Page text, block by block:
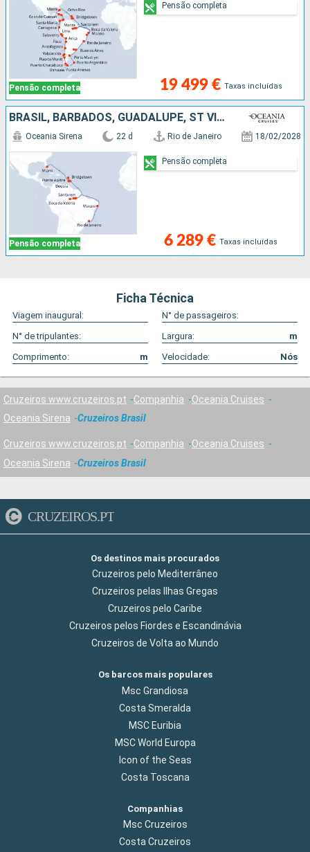
Pensão completa 19 499 € Taxas incluídas
Pensão completa
BRASIL, BARBADOS, GUADALUPE, ST VINCENT E GRENADINES, ESTADOS UNIDOS
Pensão completa
Oceania Sirena 22 d Rio de Janeiro 18/02/2028
6 289 € Taxas incluídas
Pensão completa
Ficha Técnica
Viagem inaugural:
N° de passageiros:
N° de tripulantes:
Largura:
m
Comprimento:
m Velocidade: Nós
Cruzeiros www.cruzeiros.pt Companhia
Oceania Cruises
Oceania Sirena
Cruzeiros Brasil
Cruzeiros www.cruzeiros.pt Companhia
Oceania Cruises
Oceania Sirena
Cruzeiros Brasil
CRUZEIROS.PT
Os destinos mais procurados
Cruzeiros pelo Mediterrâneo
Cruzeiros pelas Ilhas Gregas
Cruzeiros pelo Caribe
Cruzeiros pelos Fiordes e Escandinávia
Cruzeiros de Volta ao Mundo
Os barcos mais populares
Msc Grandiosa
Costa Smeralda
MSC Euribia
MSC World Europa
Icon of the Seas
Costa Toscana
Companhias
Msc Cruzeiros
Costa Cruzeiros